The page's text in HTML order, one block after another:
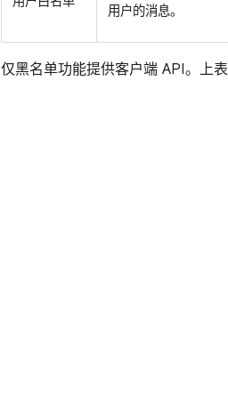
用户的消息。
仅黑名单功能提供客户端 API。上